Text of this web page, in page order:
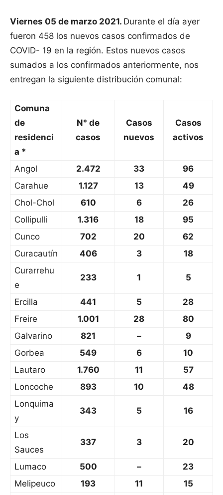
Viernes 05 de marzo 2021. Durante el día ayer
fueron 458 los nuevos casos confirmados de
COVID- 19 en la región. Estos nuevos casos
sumados a los confirmados anteriormente, nos
entregan la siguiente distribución comunal:
Comuna
de
residenci
a *
N° de
casos
Casos
nuevos
Casos
activos
Angol 2.472 33
96
Carahue
1.127 13
49
Chol-Chol
610 6
26
Collipulli
1.316 18
95
Cunco
702 20
62
Curacautín
406 3
18
Curarrehu
e
233 1 5
Ercilla 441 5
28
Freire
1.001 28
80
Galvarino
821 –
9
Gorbea
549 6
10
Lautaro
1.760 11
57
Loncoche
893 10
48
Lonquima
y
343 5 16
Los
Sauces
337 3 20
Lumaco 500 –
23
Melipeuco
193 11
15